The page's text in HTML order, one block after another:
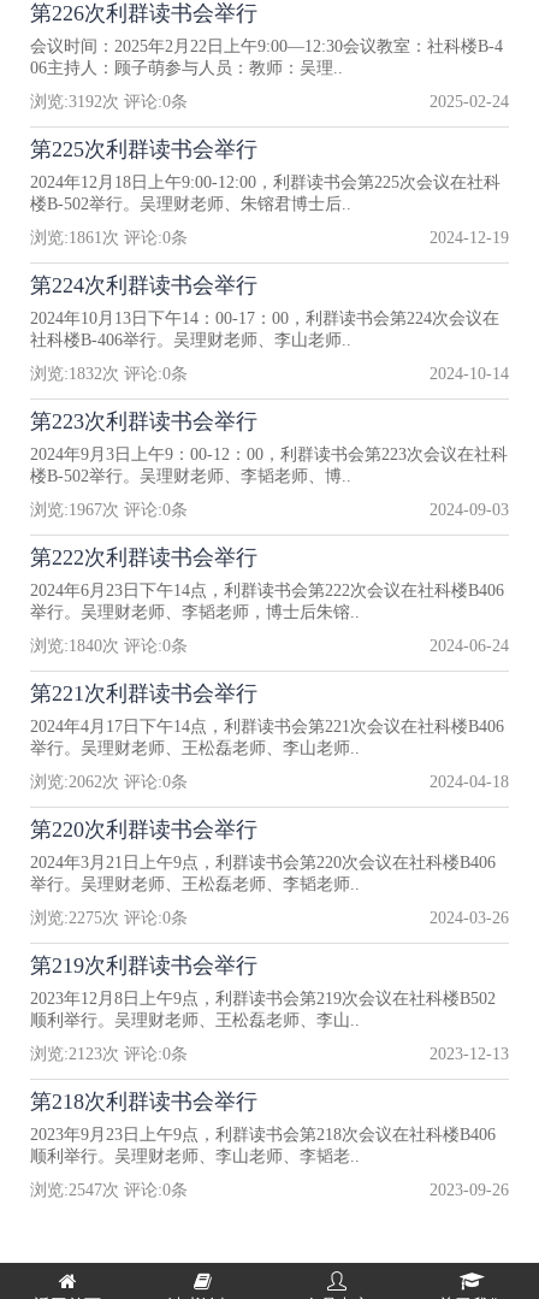
第226次利群读书会举行
会议时间：2025年2月22日上午9:00—12:30会议教室：社科楼B-4
06主持人：顾子萌参与人员：教师：吴理..
浏览:3192次 评论:0条 2025-02-24
第225次利群读书会举行
2024年12月18日上午9:00-12:00，利群读书会第225次会议在社科
楼B-502举行。吴理财老师、朱镕君博士后..
浏览:1861次 评论:0条 2024-12-19
第224次利群读书会举行
2024年10月13日下午14：00-17：00，利群读书会第224次会议在
社科楼B-406举行。吴理财老师、李山老师..
浏览:1832次 评论:0条 2024-10-14
第223次利群读书会举行
2024年9月3日上午9：00-12：00，利群读书会第223次会议在社科
楼B-502举行。吴理财老师、李韬老师、博..
浏览:1967次 评论:0条 2024-09-03
第222次利群读书会举行
2024年6月23日下午14点，利群读书会第222次会议在社科楼B406
举行。吴理财老师、李韬老师，博士后朱镕..
浏览:1840次 评论:0条 2024-06-24
第221次利群读书会举行
2024年4月17日下午14点，利群读书会第221次会议在社科楼B406
举行。吴理财老师、王松磊老师、李山老师..
浏览:2062次 评论:0条 2024-04-18
第220次利群读书会举行
2024年3月21日上午9点，利群读书会第220次会议在社科楼B406
举行。吴理财老师、王松磊老师、李韬老师..
浏览:2275次 评论:0条 2024-03-26
第219次利群读书会举行
2023年12月8日上午9点，利群读书会第219次会议在社科楼B502
顺利举行。吴理财老师、王松磊老师、李山..
浏览:2123次 评论:0条 2023-12-13
第218次利群读书会举行
2023年9月23日上午9点，利群读书会第218次会议在社科楼B406
顺利举行。吴理财老师、李山老师、李韬老..
浏览:2547次 评论:0条 2023-09-26